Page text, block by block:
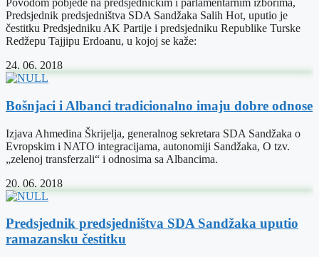
Povodom pobjede na predsjedničkim i parlamentarnim izborima,
Predsjednik predsjedništva SDA Sandžaka Salih Hot, uputio je
čestitku Predsjedniku AK Partije i predsjedniku Republike Turske
Redžepu Tajjipu Erdoanu, u kojoj se kaže:
24. 06. 2018
Bošnjaci i Albanci tradicionalno imaju dobre odnose
Izjava Ahmedina Škrijelja, generalnog sekretara SDA Sandžaka o
Evropskim i NATO integracijama, autonomiji Sandžaka, O tzv.
„zelenoj transferzali“ i odnosima sa Albancima.
20. 06. 2018
Predsjednik predsjedništva SDA Sandžaka uputio
ramazansku čestitku